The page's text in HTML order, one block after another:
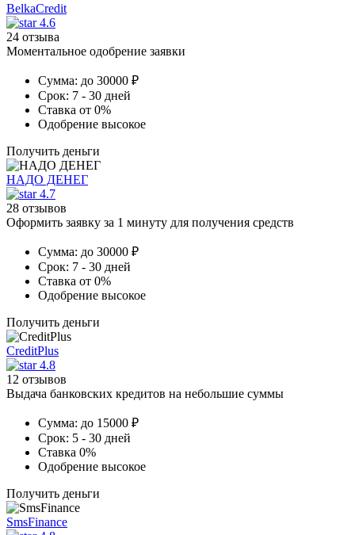
BelkaCredit
4.6
24 отзыва
Моментальное одобрение заявки
Сумма: до 30000 ₽
Срок: 7 - 30 дней
Ставка от 0%
Одобрение высокое
Получить деньги
НАДО ДЕНЕГ
4.7
28 отзывов
Оформить заявку за 1 минуту для получения средств
Сумма: до 30000 ₽
Срок: 7 - 30 дней
Ставка от 0%
Одобрение высокое
Получить деньги
CreditPlus
4.8
12 отзывов
Выдача банковских кредитов на небольшие суммы
Сумма: до 15000 ₽
Срок: 5 - 30 дней
Ставка 0%
Одобрение высокое
Получить деньги
SmsFinance